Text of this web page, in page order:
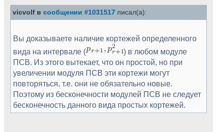
vicvolf в сообщении #1031517 писал(а):
Вы доказываете наличие кортежей определенного
вида на интервале (
) в любом модуле
ПСВ. Из этого вытекает, что он простой, но при
увеличении модуля ПСВ эти кортежи могут
повторяться, т.е. они не обязательно новые.
Поэтому из бесконечности модулей ПСВ не следует
бесконечность данного вида простых кортежей.